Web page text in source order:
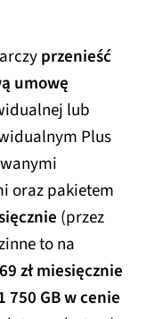
przenieść
umowę
lub
Plus
oraz pakietem
(przez
to na
zł miesięcznie
750 GB w cenie